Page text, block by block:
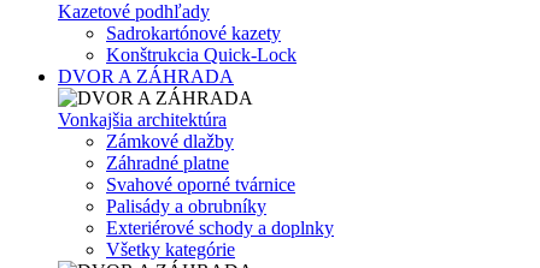
Kazetové podhľady
Sadrokartónové kazety
Konštrukcia Quick-Lock
DVOR A ZÁHRADA
Vonkajšia architektúra
Zámkové dlažby
Záhradné platne
Svahové oporné tvárnice
Palisády a obrubníky
Exteriérové schody a doplnky
Všetky kategórie